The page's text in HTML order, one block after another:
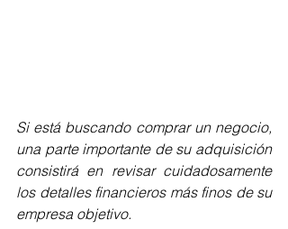
Si está buscando comprar un negocio,
una parte importante de su adquisición
consistirá en revisar cuidadosamente
los detalles financieros más finos de su
empresa objetivo.